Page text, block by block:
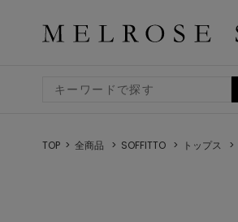
TOP 全商品 SOFFITTO トップス